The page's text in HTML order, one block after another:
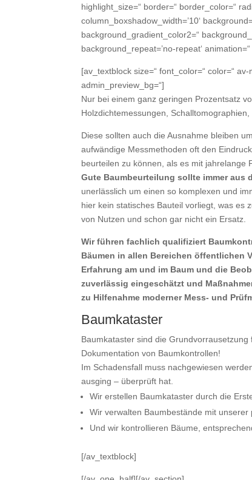
highlight_size=“ border=“ border_color=“
column_boxshadow_width=’10‘
background_gradient_color2=“
background_repeat=’no-repeat‘
[av_textblock size=“ font_color=“ color=“
admin_preview_bg=“]
Nur bei einem ganz geringen Prozentsatz
Holzdichtemessungen,
Diese sollten auch die Ausnahme bleiben
aufwändige Messmethoden oft den
beurteilen zu können, als es mit jahrelange
Gute Baumbeurteilung sollte immer aus
unerlässlich um einen so komplexen und
hier kein statisches Bauteil vorliegt, was es
von Nutzen und schon gar nicht ein Ersatz.
Wir führen fachlich qualifiziert
Bäumen in allen Bereichen öffentlichen
Erfahrung am und im Baum und die
zuverlässig eingeschätzt und
zu Hilfenahme moderner Mess- und
Baumkataster
Baumkataster sind die
Dokumentation von Baumkontrollen!
Im Schadensfall muss nachgewiesen
ausging – überprüft hat.
Wir erstellen Baumkataster durch die
Wir verwalten Baumbestände mit
Und wir kontrollieren Bäume,
[/av_textblock]